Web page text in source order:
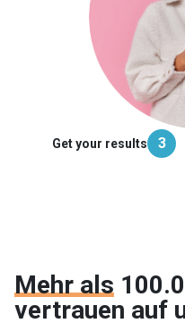
Get your results 3
Mehr als
vertrauen auf